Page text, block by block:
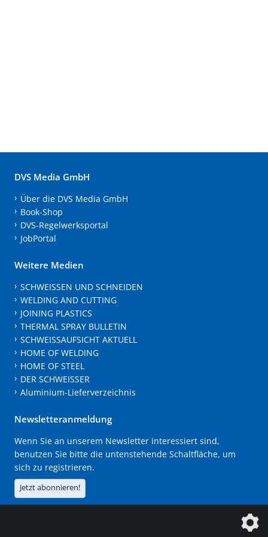
DVS Media GmbH
Über die DVS Media GmbH
Book-Shop
DVS-Regelwerksportal
JobPortal
Weitere Medien
SCHWEISSEN UND SCHNEIDEN
WELDING AND CUTTING
JOINING PLASTICS
THERMAL SPRAY BULLETIN
SCHWEISSAUFSICHT AKTUELL
HOME OF WELDING
HOME OF STEEL
DER SCHWEISSER
Aluminium-Lieferverzeichnis
Newsletteranmeldung
Wenn Sie an unserem Newsletter interessiert sind,
benutzen Sie bitte die untenstehende Schaltfläche, um
sich zu registrieren.
Jetzt abonnieren!